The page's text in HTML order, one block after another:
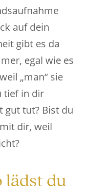
auf dein
gibt es da
egal wie es
„man“ sie
tief in dir
gut tut? Bist du
dir, weil
lädst du